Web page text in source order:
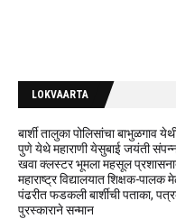
LOKVAARTA
बार्शी तालुका पोलिसांचा बाभुळगाव
पुणे येथे महाराणी येसुबाई जयंती
खवा क्लस्टर भूमला महसूल
महाराष्ट्र विद्यालयात शिक्षक-पालक
पंढरीत फडकली बार्शीची पताका,
पुरस्काराने सन्मान